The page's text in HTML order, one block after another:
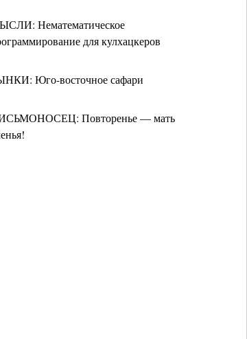
Нематематическое
для кулхацкеров
Юго-восточное сафари
Повторенье — мать